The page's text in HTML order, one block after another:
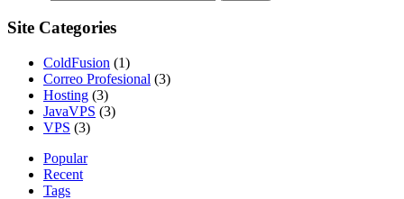
Site Categories
ColdFusion (1)
Correo Profesional (3)
Hosting (3)
JavaVPS (3)
VPS (3)
Popular
Recent
Tags